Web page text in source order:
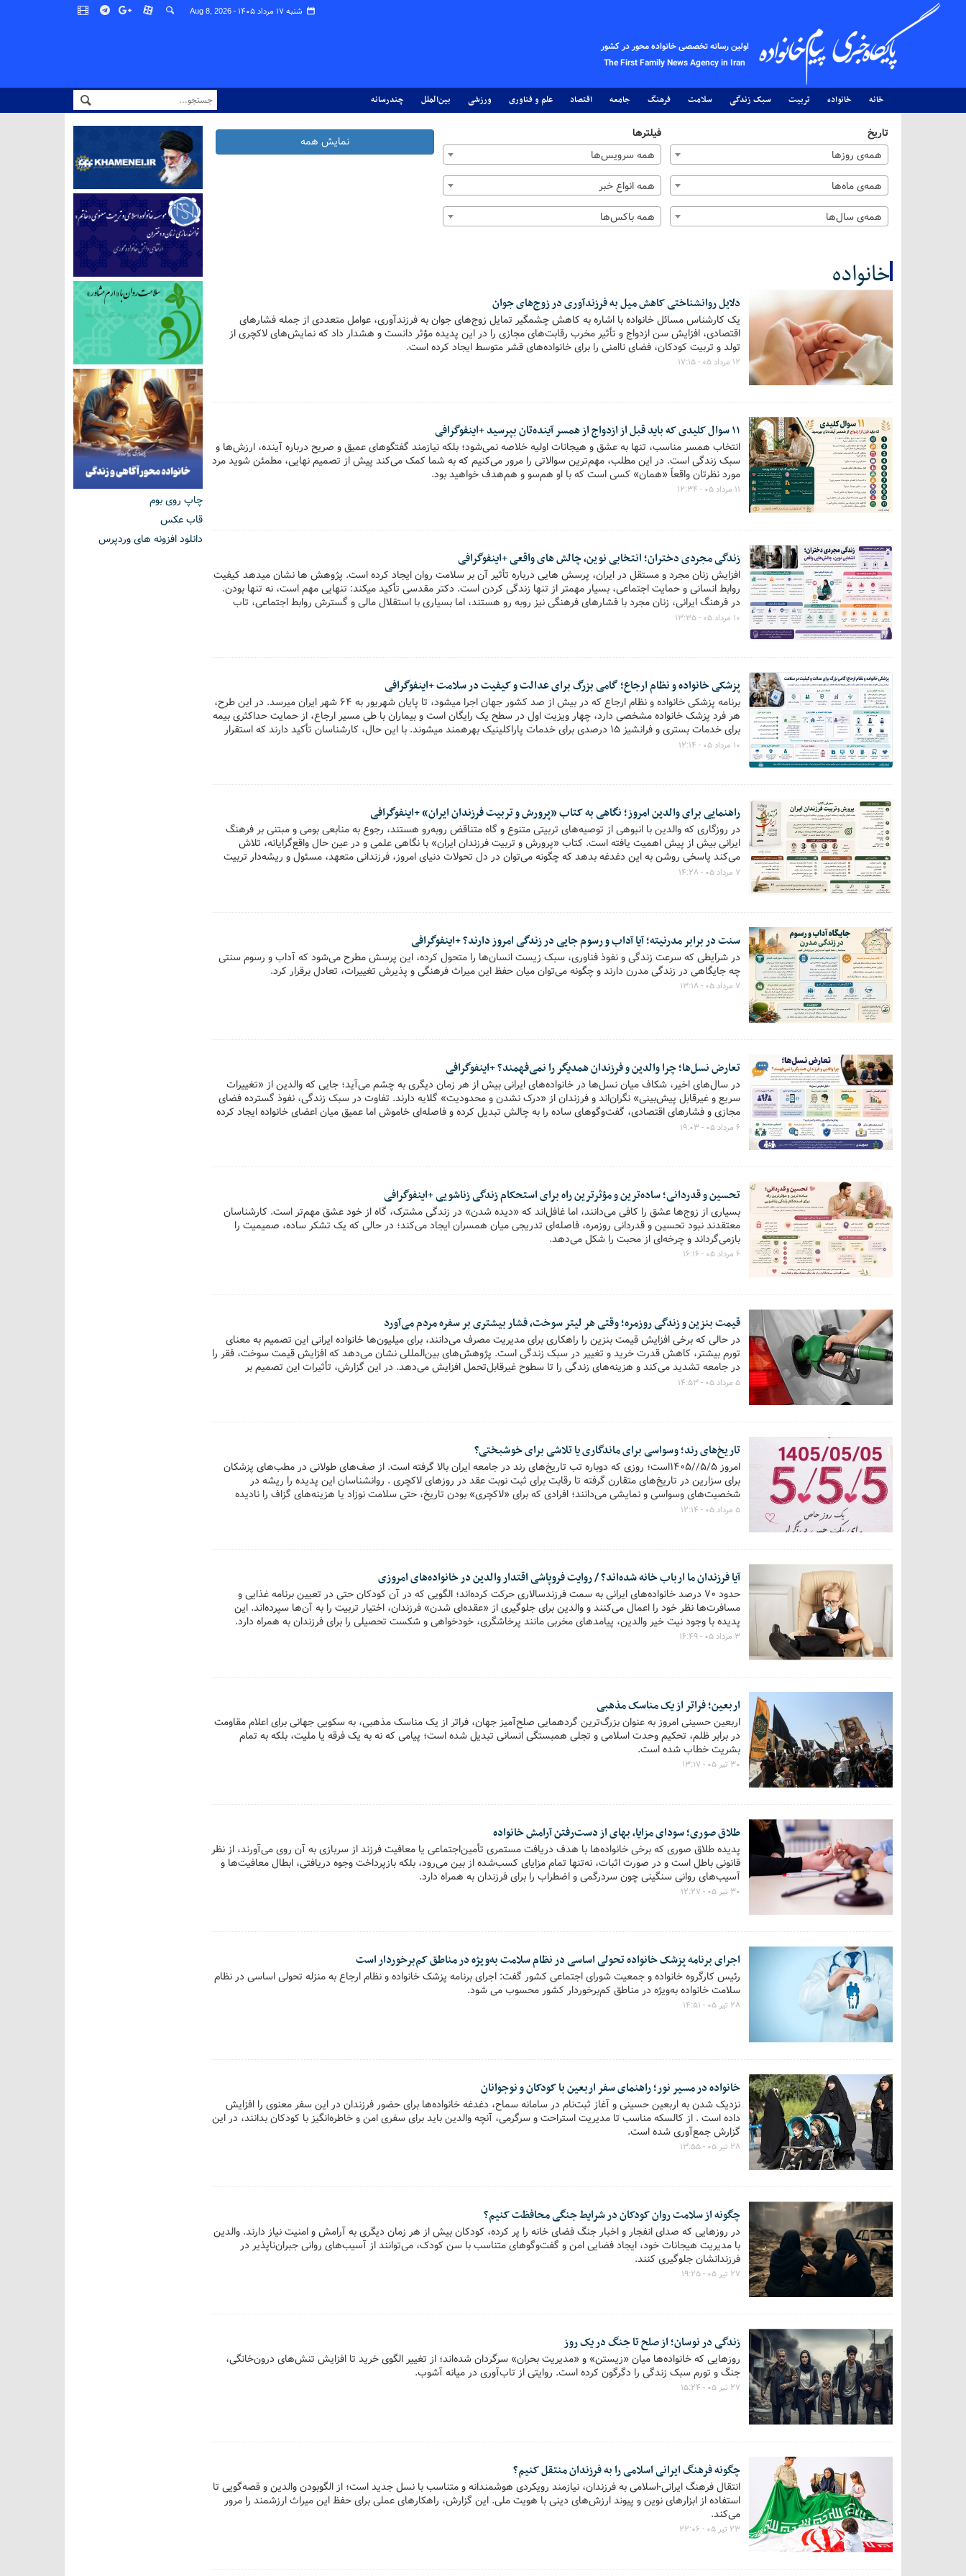
شنبه ۱۷ مرداد ۱۴۰۵ - Aug 8, 2026
اولین رسانه تخصصی خانواده محور در کشور
The First Family News Agency in Iran
خانه خانواده تربیت سبک زندگی سلامت فرهنگ جامعه اقتصاد علم و فناوری ورزشی بین‌الملل چندرسانه
تاریخ
همه‌ی روزها
همه‌ی ماه‌ها
همه‌ی سال‌ها
فیلترها
همه سرویس‌ها
همه انواع خبر
همه باکس‌ها
نمایش همه
خانواده
کل اخبار:1838 دلایل روانشناختی کاهش میل به فرزندآوری در زوج‌های جوان
یک کارشناس مسائل خانواده با اشاره به کاهش چشمگیر تمایل زوج‌های جوان به فرزندآوری، عوامل متعددی از جمله فشارهای
اقتصادی، افزایش سن ازدواج و تأثیر مخرب رقابت‌های مجازی را در این پدیده مؤثر دانست و هشدار داد که نمایش‌های لاکچری از
تولد و تربیت کودکان، فضای ناامنی را برای خانواده‌های قشر متوسط ایجاد کرده است.
۱۲ مرداد ۰۵ - ۱۷:۱۵
۱۱ سوال کلیدی که باید قبل از ازدواج از همسر آینده‌تان بپرسید +اینفوگرافی
انتخاب همسر مناسب، تنها به عشق و هیجانات اولیه خلاصه نمی‌شود؛ بلکه نیازمند گفتگوهای عمیق و صریح درباره آینده، ارزش‌ها و
سبک زندگی است. در این مطلب، مهم‌ترین سوالاتی را مرور می‌کنیم که به شما کمک می‌کند پیش از تصمیم نهایی، مطمئن شوید مرد
مورد نظرتان واقعاً «همان» کسی است که با او هم‌سو و هم‌هدف خواهید بود.
۱۱ مرداد ۰۵ - ۱۲:۳۴
زندگی مجردی دختران؛ انتخابی نوین، چالش های واقعی +اینفوگرافی
افزایش زنان مجرد و مستقل در ایران، پرسش هایی درباره تأثیر آن بر سلامت روان ایجاد کرده است. پژوهش ها نشان میدهد کیفیت
روابط انسانی و حمایت اجتماعی، بسیار مهمتر از تنها زندگی کردن است. دکتر مقدسی تأکید میکند: تنهایی مهم است، نه تنها بودن.
در فرهنگ ایرانی، زنان مجرد با فشارهای فرهنگی نیز روبه رو هستند، اما بسیاری با استقلال مالی و گسترش روابط اجتماعی، تاب
آوری خود را افزایش میدهند.
۱۰ مرداد ۰۵ - ۱۳:۳۵
پزشکی خانواده و نظام ارجاع؛ گامی بزرگ برای عدالت و کیفیت در سلامت +اینفوگرافی
برنامه پزشکی خانواده و نظام ارجاع که در بیش از صد کشور جهان اجرا میشود، تا پایان شهریور به ۶۴ شهر ایران میرسد. در این طرح،
هر فرد پزشک خانواده مشخصی دارد، چهار ویزیت اول در سطح یک رایگان است و بیماران با طی مسیر ارجاع، از حمایت حداکثری بیمه
برای خدمات بستری و فرانشیز ۱۵ درصدی برای خدمات پاراکلینیک بهرهمند میشوند. با این حال، کارشناسان تأکید دارند که استقرار
کامل این برنامه نیازمند فرهنگسازی، صبر و پیگیری مستمر است.
۱۰ مرداد ۰۵ - ۱۲:۱۴
راهنمایی برای والدین امروز؛ نگاهی به کتاب «پرورش و تربیت فرزندان ایران» +اینفوگرافی
در روزگاری که والدین با انبوهی از توصیه‌های تربیتی متنوع و گاه متناقض روبه‌رو هستند، رجوع به منابعی بومی و مبتنی بر فرهنگ
ایرانی بیش از پیش اهمیت یافته است. کتاب «پرورش و تربیت فرزندان ایران» با نگاهی علمی و در عین حال واقع‌گرایانه، تلاش
می‌کند پاسخی روشن به این دغدغه بدهد که چگونه می‌توان در دل تحولات دنیای امروز، فرزندانی متعهد، مسئول و ریشه‌دار تربیت
کرد.
۷ مرداد ۰۵ - ۱۴:۲۸
سنت در برابر مدرنیته؛ آیا آداب و رسوم جایی در زندگی امروز دارند؟ +اینفوگرافی
در شرایطی که سرعت زندگی و نفوذ فناوری، سبک زیست انسان‌ها را متحول کرده، این پرسش مطرح می‌شود که آداب و رسوم سنتی
چه جایگاهی در زندگی مدرن دارند و چگونه می‌توان میان حفظ این میراث فرهنگی و پذیرش تغییرات، تعادل برقرار کرد.
۷ مرداد ۰۵ - ۱۳:۱۸
تعارض نسل‌ها؛ چرا والدین و فرزندان همدیگر را نمی‌فهمند؟ +اینفوگرافی
در سال‌های اخیر، شکاف میان نسل‌ها در خانواده‌های ایرانی بیش از هر زمان دیگری به چشم می‌آید؛ جایی که والدین از «تغییرات
سریع و غیرقابل پیش‌بینی» نگران‌اند و فرزندان از «درک نشدن و محدودیت» گلایه دارند. تفاوت در سبک زندگی، نفوذ گسترده فضای
مجازی و فشارهای اقتصادی، گفت‌وگوهای ساده را به چالش تبدیل کرده و فاصله‌ای خاموش اما عمیق میان اعضای خانواده ایجاد کرده
است. حالا این سؤال جدی‌تر از همیشه مطرح است: چرا والدین و فرزندان دیگر زبان مشترکی برای فهم یکدیگر ندارند؟۶ مرداد ۰۵ - ۱۹:۰۳
تحسین و قدردانی؛ ساده‌ترین و مؤثرترین راه برای استحکام زندگی زناشویی +اینفوگرافی
بسیاری از زوج‌ها عشق را کافی می‌دانند، اما غافل‌اند که «دیده شدن» در زندگی مشترک، گاه از خود عشق مهم‌تر است. کارشناسان
معتقدند نبود تحسین و قدردانی روزمره، فاصله‌ای تدریجی میان همسران ایجاد می‌کند؛ در حالی که یک تشکر ساده، صمیمیت را
بازمی‌گرداند و چرخه‌ای از محبت را شکل می‌دهد.
۶ مرداد ۰۵ - ۱۶:۱۶
قیمت بنزین و زندگی روزمره؛ وقتی هر لیتر سوخت، فشار بیشتری بر سفره مردم می‌آورد
در حالی که برخی افزایش قیمت بنزین را راهکاری برای مدیریت مصرف می‌دانند، برای میلیون‌ها خانواده ایرانی این تصمیم به معنای
تورم بیشتر، کاهش قدرت خرید و تغییر در سبک زندگی است. پژوهش‌های بین‌المللی نشان می‌دهد که افزایش قیمت سوخت، فقر را
در جامعه تشدید می‌کند و هزینه‌های زندگی را تا سطوح غیرقابل‌تحمل افزایش می‌دهد. در این گزارش، تأثیرات این تصمیم بر
معیشت و زندگی روزمره مردم بررسی شده است.
۵ مرداد ۰۵ - ۱۴:۵۳
تاریخ‌های رند؛ وسواسی برای ماندگاری یا تلاشی برای خوشبختی؟
امروز ۵/۵//۱۴۰۵است؛ روزی که دوباره تب تاریخ‌های رند در جامعه ایران بالا گرفته است. از صف‌های طولانی در مطب‌های پزشکان
برای سزارین در تاریخ‌های متقارن گرفته تا رقابت برای ثبت نوبت عقد در روزهای لاکچری . روانشناسان این پدیده را ریشه در
شخصیت‌های وسواسی و نمایشی می‌دانند؛ افرادی که برای «لاکچری» بودن تاریخ، حتی سلامت نوزاد یا هزینه‌های گزاف را نادیده
می‌گیرند . این گزارش به بررسی علل، پیامدها و ابعاد این پدیده اجتماعی در روزی می‌پردازد که بسیاری آن را به فال نیک می‌گیرند.
۵ مرداد ۰۵ - ۱۲:۱۴
آیا فرزندان ما ارباب خانه شده‌اند؟ / روایت فروپاشی اقتدار والدین در خانواده‌های امروزی
حدود ۷۰ درصد خانواده‌های ایرانی به سمت فرزندسالاری حرکت کرده‌اند؛ الگویی که در آن کودکان حتی در تعیین برنامه غذایی و
مسافرت‌ها نظر خود را اعمال می‌کنند و والدین برای جلوگیری از «عقده‌ای شدن» فرزندان، اختیار تربیت را به آن‌ها سپرده‌اند. این
پدیده با وجود نیت خیر والدین، پیامدهای مخربی مانند پرخاشگری، خودخواهی و شکست تحصیلی را برای فرزندان به همراه دارد.
۳ مرداد ۰۵ - ۱۶:۴۹
اربعین؛ فراتر از یک مناسک مذهبی
اربعین حسینی امروز به عنوان بزرگ‌ترین گردهمایی صلح‌آمیز جهان، فراتر از یک مناسک مذهبی، به سکویی جهانی برای اعلام مقاومت
در برابر ظلم، تحکیم وحدت اسلامی و تجلی همبستگی انسانی تبدیل شده است؛ پیامی که نه به یک فرقه یا ملیت، بلکه به تمام
بشریت خطاب شده است.
۳۰ تیر ۰۵ - ۱۳:۱۷
طلاق صوری؛ سودای مزایا، بهای از دست‌رفتن آرامش خانواده
پدیده طلاق صوری که برخی خانواده‌ها با هدف دریافت مستمری تأمین‌اجتماعی یا معافیت فرزند از سربازی به آن روی می‌آورند، از نظر
قانونی باطل است و در صورت اثبات، نه‌تنها تمام مزایای کسب‌شده از بین می‌رود، بلکه بازپرداخت وجوه دریافتی، ابطال معافیت‌ها و
آسیب‌های روانی سنگینی چون سردرگمی و اضطراب را برای فرزندان به همراه دارد.
۳۰ تیر ۰۵ - ۱۲:۲۷
اجرای برنامه پزشک خانواده تحولی اساسی در نظام سلامت به‌ویژه در مناطق کم‌برخوردار است
رئیس کارگروه خانواده و جمعیت شورای اجتماعی کشور گفت: اجرای برنامه پزشک خانواده و نظام ارجاع به منزله تحولی اساسی در نظام
سلامت خانواده به‌ویژه در مناطق کم‌برخوردار کشور محسوب می شود.
۲۸ تیر ۰۵ - ۱۴:۵۱
خانواده در مسیر نور؛ راهنمای سفر اربعین با کودکان و نوجوانان
نزدیک شدن به اربعین حسینی و آغاز ثبت‌نام در سامانه سماح، دغدغه خانواده‌ها برای حضور فرزندان در این سفر معنوی را افزایش
داده است . از کالسکه مناسب تا مدیریت استراحت و سرگرمی، آنچه والدین باید برای سفری امن و خاطره‌انگیز با کودکان بدانند، در این
گزارش جمع‌آوری شده است.
۲۸ تیر ۰۵ - ۱۳:۵۵
چگونه از سلامت روان کودکان در شرایط جنگی محافظت کنیم؟
در روزهایی که صدای انفجار و اخبار جنگ فضای خانه را پر کرده، کودکان بیش از هر زمان دیگری به آرامش و امنیت نیاز دارند. والدین
با مدیریت هیجانات خود، ایجاد فضایی امن و گفت‌وگوهای متناسب با سن کودک، می‌توانند از آسیب‌های روانی جبران‌ناپذیر در
فرزندانشان جلوگیری کنند.
۲۷ تیر ۰۵ - ۱۹:۲۵
زندگی در نوسان؛ از صلح تا جنگ در یک روز
روزهایی که خانواده‌ها میان «زیستن» و «مدیریت بحران» سرگردان شده‌اند؛ از تغییر الگوی خرید تا افزایش تنش‌های درون‌خانگی،
جنگ و تورم سبک زندگی را دگرگون کرده است. روایتی از تاب‌آوری در میانه آشوب.
۲۷ تیر ۰۵ - ۱۵:۲۴
چگونه فرهنگ ایرانی اسلامی را به فرزندان منتقل کنیم؟
انتقال فرهنگ ایرانی-اسلامی به فرزندان، نیازمند رویکردی هوشمندانه و متناسب با نسل جدید است؛ از الگوبودن والدین و قصه‌گویی تا
استفاده از ابزارهای نوین و پیوند ارزش‌های دینی با هویت ملی. این گزارش، راهکارهای عملی برای حفظ این میراث ارزشمند را مرور
می‌کند.
۲۳ تیر ۰۵ - ۲۲:۰۶
چاپ روی بوم
قاب عکس
دانلود افزونه های وردپرس